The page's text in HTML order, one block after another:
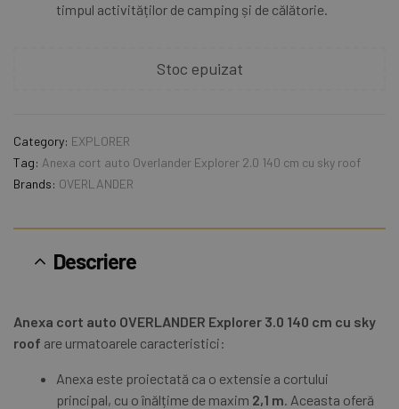
timpul activităților de camping și de călătorie.
Stoc epuizat
Category: EXPLORER
Tag: Anexa cort auto Overlander Explorer 2.0 140 cm cu sky roof
Brands: OVERLANDER
Descriere
Anexa cort auto OVERLANDER Explorer 3.0 140 cm cu sky
roof are urmatoarele caracteristici:
Anexa este proiectată ca o extensie a cortului
principal, cu o înălțime de maxim 2,1 m. Aceasta oferă